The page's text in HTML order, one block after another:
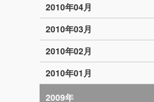
2010年04月
2010年03月
2010年02月
2010年01月
2009年